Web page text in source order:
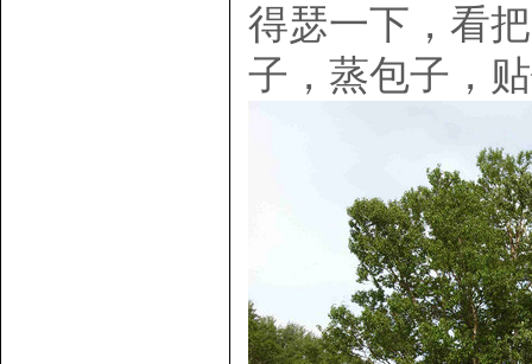
得瑟一下，看
子，蒸包子，